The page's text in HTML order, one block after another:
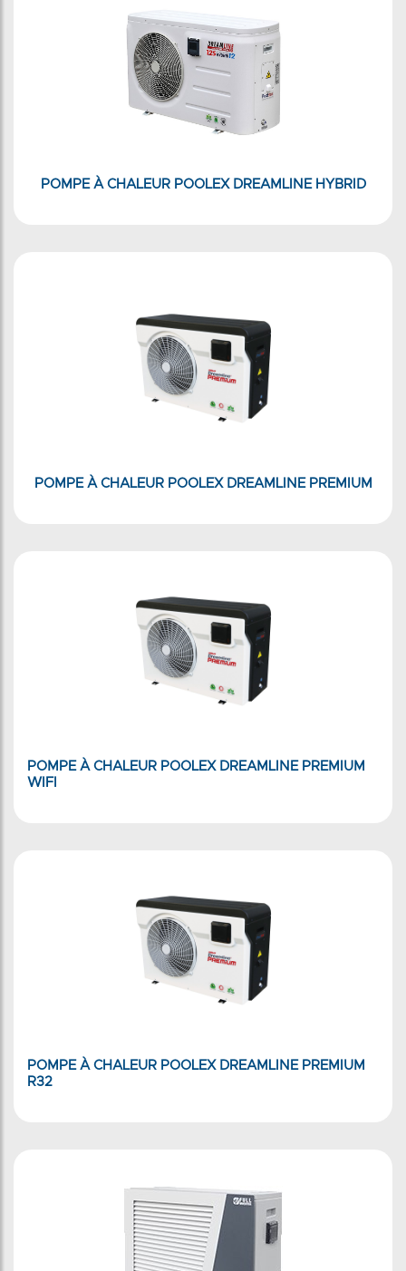
POMPE À CHALEUR POOLEX DREAMLINE HYBRID
POMPE À CHALEUR POOLEX DREAMLINE PREMIUM
POMPE À CHALEUR POOLEX DREAMLINE PREMIUM
WIFI
POMPE À CHALEUR POOLEX DREAMLINE PREMIUM
R32